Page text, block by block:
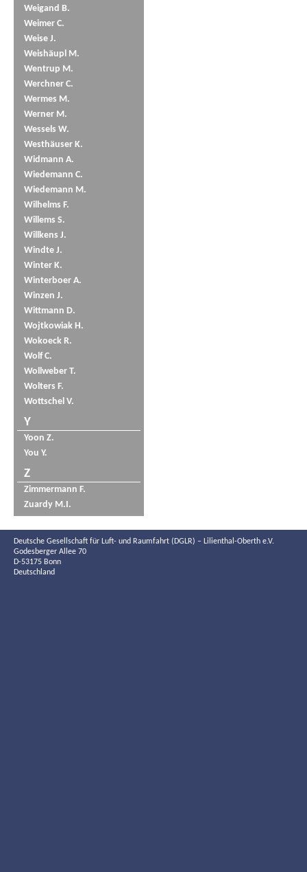
Weigand B.
Weimer C.
Weise J.
Weishäupl M.
Wentrup M.
Werchner C.
Wermes M.
Werner M.
Wessels W.
Westhäuser K.
Widmann A.
Wiedemann C.
Wiedemann M.
Wilhelms F.
Willems S.
Willkens J.
Windte J.
Winter K.
Winterboer A.
Winzen J.
Wittmann D.
Wojtkowiak H.
Wokoeck R.
Wolf C.
Wollweber T.
Wolters F.
Wottschel V.
Y
Yoon Z.
You Y.
Z
Zimmermann F.
Zuardy M.I.
Deutsche Gesellschaft für Luft- und Raumfahrt (DGLR) – Lilienthal-Oberth e.V.
Godesberger Allee 70
D-53175 Bonn
Deutschland